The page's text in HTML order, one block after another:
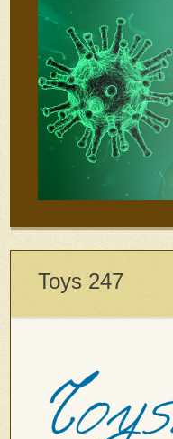
Toys 247